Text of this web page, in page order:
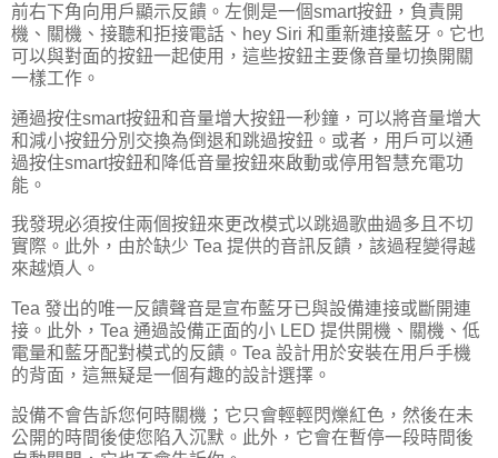
前右下角向用戶顯示反饋。左側是一個smart按鈕，負責開
機、關機、接聽和拒接電話、hey Siri 和重新連接藍牙。它也
可以與對面的按鈕一起使用，這些按鈕主要像音量切換開關
一樣工作。
通過按住smart按鈕和音量增大按鈕一秒鐘，可以將音量增大
和減小按鈕分別交換為倒退和跳過按鈕。或者，用戶可以通
過按住smart按鈕和降低音量按鈕來啟動或停用智慧充電功
能。
我發現必須按住兩個按鈕來更改模式以跳過歌曲過多且不切
實際。此外，由於缺少 Tea 提供的音訊反饋，該過程變得越
來越煩人。
Tea 發出的唯一反饋聲音是宣布藍牙已與設備連接或斷開連
接。此外，Tea 通過設備正面的小 LED 提供開機、關機、低
電量和藍牙配對模式的反饋。Tea 設計用於安裝在用戶手機
的背面，這無疑是一個有趣的設計選擇。
設備不會告訴您何時關機；它只會輕輕閃爍紅色，然後在未
公開的時間後使您陷入沉默。此外，它會在暫停一段時間後